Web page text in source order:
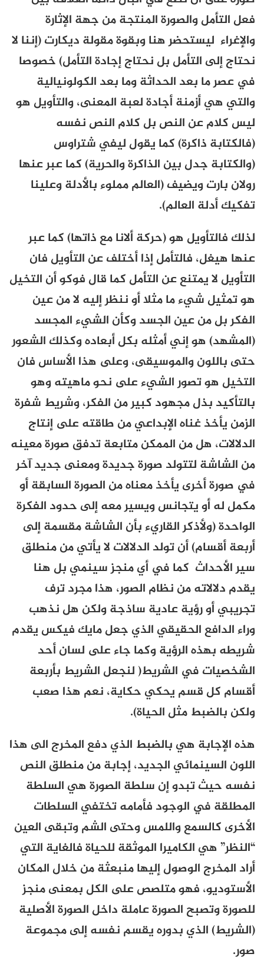
فعل التأمل والصورة المنتجة من جهة الإثارة
والإغراء ليستحضر هنا وبقوة مقولة ديكارت (إننا لا
نحتاج إلى التأمل بل نحتاج إجادة التأمل) خصوصا
في عصر ما بعد الحداثة وما بعد الكولونيالية
والتي هي أزمنة أجادة لعبة المعنى، والتأويل هو
ليس كلام عن النص بل كلام النص نفسه
(فالكتابة ذاكرة) كما يقول ليفي شتراوس
(والكتابة جدل بين الذاكرة والحرية) كما عبر عنها
رولان بارت ويضيف (العالم مملوء بالأدلة وعلينا
تفكيك أدلة العالم).
لذلك فالتأويل هو (حركة ألانا مع ذاتها) كما عبر
عنها هيغل، فالتأمل إذا أختلف عن التأويل فان
التأويل لا يمتنع عن التأمل كما قال فوكو أن التخيل
هو تمثيل شيء ما مثلا أو ننظر إليه لا من عين
الفكر بل من عين الجسد وكأن الشيء المجسد
(المشهد) هو إني أمثله بكل أبعاده وكذلك الشعور
حتى باللون والموسيقى، وعلى هذا الأساس فان
التخيل هو تصور الشيء على نحو ماهيته وهو
بالتأكيد بذل مجهود كبير من الفكر، وشريط شفرة
الزمن يأخذ غناه الإبداعي من طاقته على إنتاج
الدلالات، هل من الممكن متابعة تدفق صورة معينه
من الشاشة لتتولد صورة جديدة ومعنى جديد آخر
في صورة أخرى يأخذ معناه من الصورة السابقة أو
مكمل له أو يتجانس ويسير معه إلى حدود الفكرة
الواحدة (ولأذكر القاريء بأن الشاشة مقسمة إلى
أربعة أقسام) أن تولد الدلالات لا يأتي من منطلق
سير الأحداث كما في أي منجز سينمي بل هنا
يقدم دلالاته من نظام الصور، هذا مجرد ترف
تجريبي أو رؤية عادية ساذجة ولكن هل نذهب
وراء الدافع الحقيقي الذي جعل مايك فيكس يقدم
شريطه بهذه الرؤية وكما جاء على لسان أحد
الشخصيات في الشريط( لنجعل الشريط بأربعة
أقسام كل قسم يحكي حكاية، نعم هذا صعب
ولكن بالضبط مثل الحياة).
هذه الإجابة هي بالضبط الذي دفع المخرج الى هذا
اللون السينمائي الجديد، إجابة من منطلق النص
نفسه حيث تبدو إن سلطة الصورة هي السلطة
المطلقة في الوجود فأمامه تختفي السلطات
الأخرى كالسمع واللمس وحتى الشم وتبقى العين
“النظر” هي الكاميرا الموثقة للحياة فالغاية التي
أراد المخرج الوصول إليها منبعثة من خلال المكان
الأستوديو، فهو متلصص على الكل بمعنى منجز
للصورة وتصبح الصورة عاملة داخل الصورة الأصلية
(الشريط) الذي بدوره يقسم نفسه إلى مجموعة
صور.